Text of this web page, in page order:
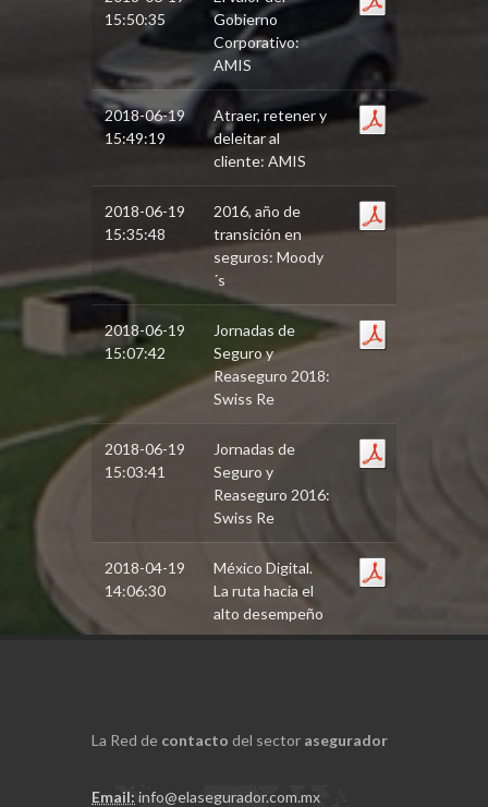
15:50:35
Gobierno
Corporativo:
AMIS
2018-06-19
15:49:19
Atraer, retener y
deleitar al
cliente: AMIS
2018-06-19
15:35:48
2016, año de
transición en
seguros: Moody
´s
2018-06-19
15:07:42
Jornadas de
Seguro y
Reaseguro 2018:
Swiss Re
2018-06-19
15:03:41
Jornadas de
Seguro y
Reaseguro 2016:
Swiss Re
2018-04-19
14:06:30
México Digital.
La ruta hacia el
alto desempeño
La Red de contacto del sector asegurador
Email: info@elasegurador.com.mx